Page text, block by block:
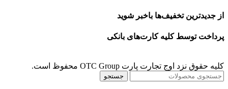
از جدیدترین تخفیف‌ها باخبر شوید
پرداخت توسط کلیه کارت‌های بانکی
کلیه حقوق نزد اوج تجارت پارت OTC Group محفوظ است.
جستجو